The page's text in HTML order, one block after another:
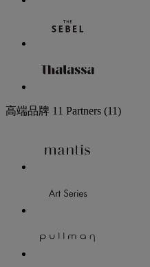
高端品牌 11 Partners (11)